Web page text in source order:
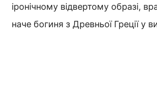
іронічному відвертому образі,
наче богиня з Древньої Греції у